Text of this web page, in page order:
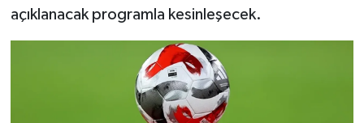
açıklanacak programla kesinleşecek.